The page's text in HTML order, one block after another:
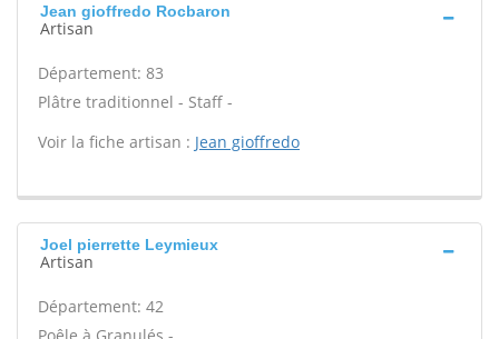
Jean gioffredo Rocbaron
Artisan
Département: 83
Plâtre traditionnel - Staff -
Voir la fiche artisan : Jean gioffredo
Joel pierrette Leymieux
Artisan
Département: 42